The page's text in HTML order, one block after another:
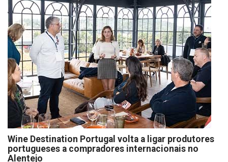
Wine Destination Portugal volta a ligar produtores
portugueses a compradores internacionais no
Alentejo